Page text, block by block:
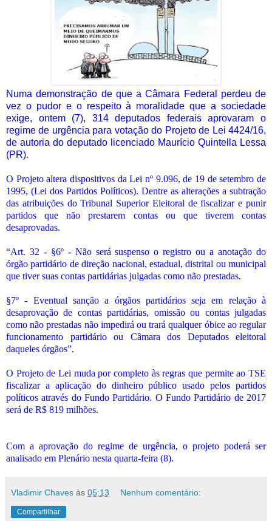
Numa demonstração de que a Câmara Federal perdeu de
vez o pudor e o respeito à moralidade que a sociedade
exige, ontem (7), 314 deputados federais aprovaram o
regime de urgência para votação do Projeto de Lei 4424/16,
de autoria do deputado licenciado Maurício Quintella Lessa
(PR).
O Projeto altera dispositivos da Lei nº 9.096, de 19 de setembro de
1995, (Lei dos Partidos Políticos). Dentre as alterações a subtração
das atribuições do Tribunal Superior Eleitoral de fiscalizar e punir
partidos que não prestarem contas ou que tiverem contas
desaprovadas.
“Art. 32 - §6º - Não será suspenso o registro ou a anotação do
órgão partidário de direção nacional, estadual, distrital ou municipal
que tiver suas contas partidárias julgadas como não prestadas.
§7º - Eventual sanção a órgãos partidários seja em relação à
desaprovação de contas partidárias, omissão ou contas julgadas
como não prestadas não impedirá ou trará qualquer óbice ao regular
funcionamento partidário ou Câmara dos Deputados eleitoral
daqueles órgãos”.
O Projeto de Lei muda por completo às regras que permite ao TSE
fiscalizar a aplicação do dinheiro público usado pelos partidos
políticos através do Fundo Partidário. O Fundo Partidário de 2017
será de R$ 819 milhões.
Com a aprovação do regime de urgência, o projeto poderá ser
analisado em Plenário nesta quarta-feira (8).
Vladimir Chaves às 05:13 Nenhum comentário:
Compartilhar